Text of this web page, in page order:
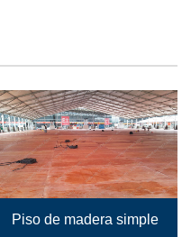
Piso de madera simple